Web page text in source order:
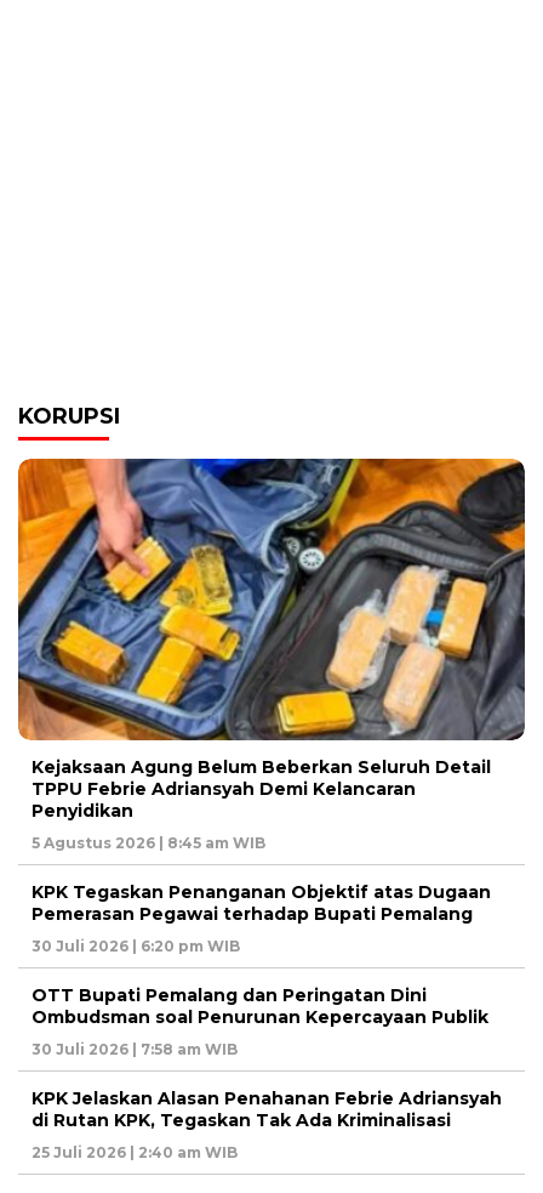
KORUPSI
Kejaksaan Agung Belum Beberkan Seluruh Detail
TPPU Febrie Adriansyah Demi Kelancaran
Penyidikan
5 Agustus 2026 | 8:45 am WIB
KPK Tegaskan Penanganan Objektif atas Dugaan
Pemerasan Pegawai terhadap Bupati Pemalang
30 Juli 2026 | 6:20 pm WIB
OTT Bupati Pemalang dan Peringatan Dini
Ombudsman soal Penurunan Kepercayaan Publik
30 Juli 2026 | 7:58 am WIB
KPK Jelaskan Alasan Penahanan Febrie Adriansyah
di Rutan KPK, Tegaskan Tak Ada Kriminalisasi
25 Juli 2026 | 2:40 am WIB